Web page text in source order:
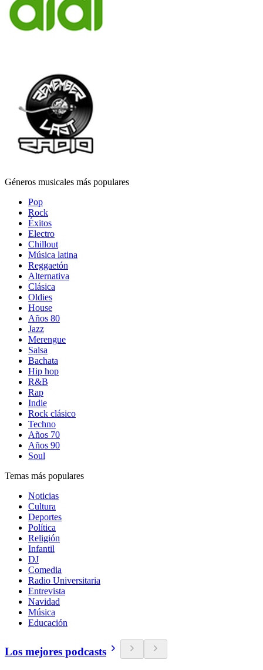
Géneros musicales más populares
Pop
Rock
Éxitos
Electro
Chillout
Música latina
Reggaetón
Alternativa
Clásica
Oldies
House
Años 80
Jazz
Merengue
Salsa
Bachata
Hip hop
R&B
Rap
Indie
Rock clásico
Techno
Años 70
Años 90
Soul
Temas más populares
Noticias
Cultura
Deportes
Política
Religión
Infantil
DJ
Comedia
Radio Universitaria
Entrevista
Navidad
Música
Educación
Los mejores podcasts